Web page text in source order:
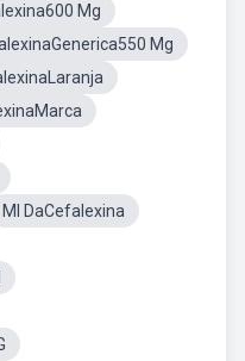
Mg
Mg
Ml DaCefalexina